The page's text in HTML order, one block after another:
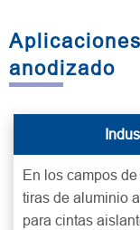
anodizado
En los campos
tiras de aluminio
para cintas